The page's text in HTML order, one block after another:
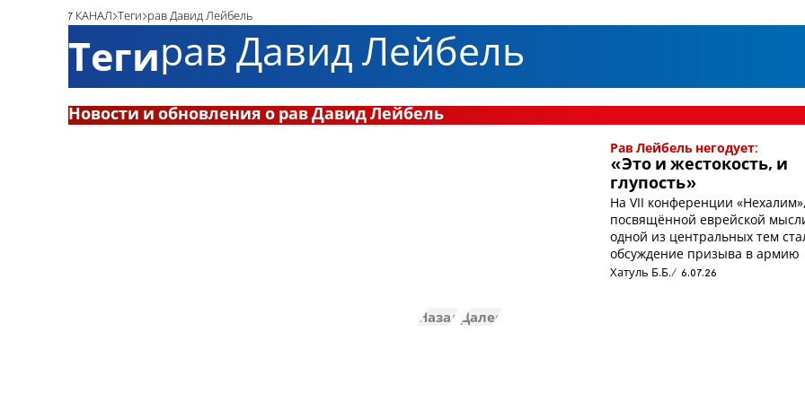
7 КАНАЛ Теги рав Давид Лейбель
Тегирав Давид Лейбель
Новости и обновления о рав Давид Лейбель
Рав Лейбель негодует:
«Это и жестокость, и
глупость»
На VII конференции
посвящённой еврейской
одной из центральных тем
обсуждение призыва в армию
Хатуль Б.Б. 6.07.26
Назад Далее